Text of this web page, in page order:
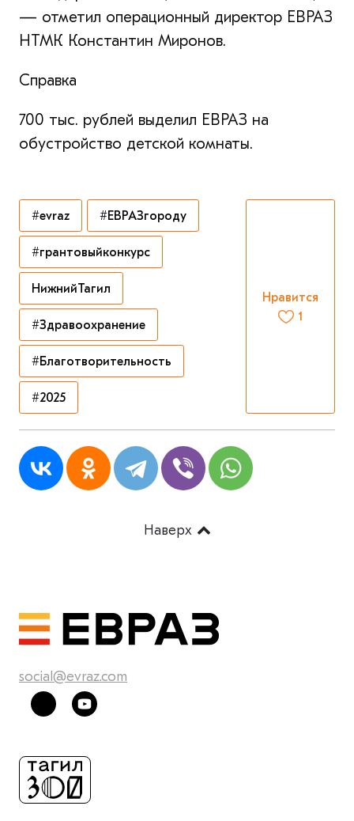
— отметил операционный директор ЕВРАЗ
НТМК Константин Миронов.
Справка
700 тыс. рублей выделил ЕВРАЗ на
обустройство детской комнаты.
#evraz #ЕВРАЗгороду
#грантовыйконкурс
НижнийТагил
#Здравоохранение
#Благотворительность
#2025
Нравится
1
Наверх
social@evraz.com